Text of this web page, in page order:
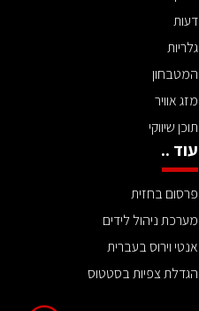
דעות
גלריות
המטבחון
מזג אוויר
תוכן שיווקי
עוד ..
פרסום בחזית
מערכת ניהול לידים
אנטי וירוס בעברית
הגדלת צפיות בסטטוס